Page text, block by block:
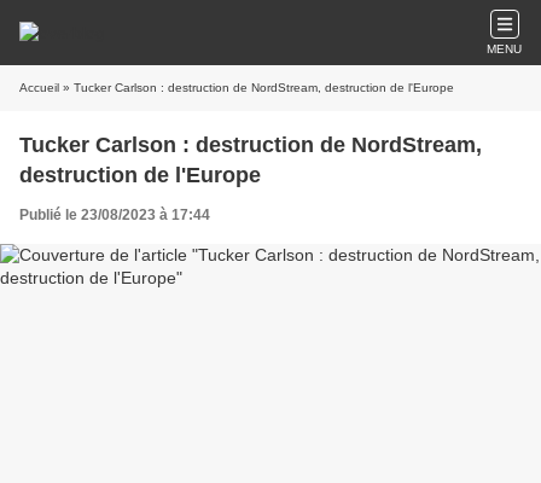
MENU
Accueil » Tucker Carlson : destruction de NordStream, destruction de l'Europe
Tucker Carlson : destruction de NordStream,
destruction de l'Europe
Publié le 23/08/2023 à 17:44